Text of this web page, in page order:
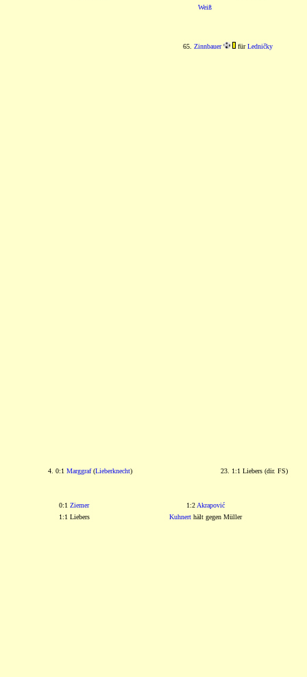
Weiß
65. Zinnbauer fürLedničky
4. 0:1 Marggraf(Lieberknecht) 23. 1:1 Liebers (dir. FS)
0:1 Ziemer 1:2 Akrapović
1:1 Liebers
Kuhnerthält gegen Müller